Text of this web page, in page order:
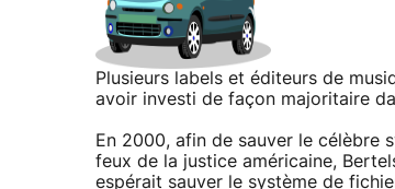
Plusieurs labels et éditeurs de
avoir investi de façon majoritaire
En 2000, afin de sauver le célèbre
feux de la justice américaine,
espérait sauver le système de